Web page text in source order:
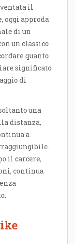
il
oggi approda
di un
un classico
quanto
significato
di
una
distanza,
a
il carcere,
continua